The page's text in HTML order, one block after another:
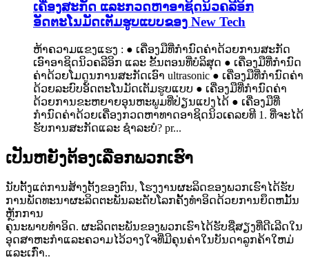
ເຄື່ອງສະກັດ ແລະກວດຫາອາຊິດນິວຄລີອິກ
ອັດຕະໂນມັດເຕັມຮູບແບບຂອງ New Tech
ຫ້າຄວາມແຂງແຮງ : ● ເຄື່ອງມືທີ່ກຳນົດຄ່າດ້ວຍການສະກັດ
ເອົາອາຊິດນິວຄລີອິກ ແລະ ຂັ້ນຕອນທີ່ບໍລິສຸດ ● ເຄື່ອງມືທີ່ກຳນົດ
ຄ່າດ້ວຍໂມດູນການສະກັດເອົາ ultrasonic ● ເຄື່ອງມືທີ່ກຳນົດຄ່າ
ດ້ວຍລະບົບອັດຕະໂນມັດເຕັມຮູບແບບ ● ເຄື່ອງມືທີ່ກຳນົດຄ່າ
ດ້ວຍການຂະຫຍາຍອຸນຫະພູມທີ່ປ່ຽນແປງໄດ້ ● ເຄື່ອງມືທີ່
ກຳນົດຄ່າດ້ວຍເຄື່ອງກວດຫາທາດອາຊິດນິວເຄລຍທີ 1. ທີ່​ຈະ​ໄດ້​
ຮັບ​ການ​ສະ​ກັດ​ແລະ​ ຊໍາລະບໍ? pr...
ເປັນຫຍັງຕ້ອງເລືອກພວກເຮົາ
ນັບຕັ້ງແຕ່ການສ້າງຕັ້ງຂອງຕົນ, ໂຮງງານຜະລິດຂອງພວກເຮົາໄດ້ຮັບ
ການພັດທະນາຜະລິດຕະພັນລະດັບໂລກຄັ້ງທໍາອິດດ້ວຍການຍຶດຫມັ້ນ
ຫຼັກການ
ຄຸນະພາບທໍາອິດ. ຜະລິດຕະພັນຂອງພວກເຮົາໄດ້ຮັບຊື່ສຽງທີ່ດີເລີດໃນ
ອຸດສາຫະກໍາແລະຄວາມໄວ້ວາງໃຈທີ່ມີຄຸນຄ່າໃນບັນດາລູກຄ້າໃຫມ່
ແລະເກົ່າ..